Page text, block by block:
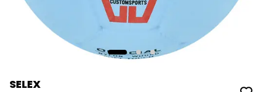
SELEX